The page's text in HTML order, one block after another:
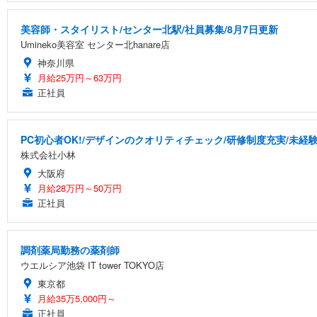
美容師・スタイリスト/センター北駅/社員募集/8月7日更新
Umineko美容室 センター北hanare店
神奈川県
月給25万円～63万円
正社員
PC初心者OK!/デザインのクオリティチェック/研修制度充実/未経
株式会社小林
大阪府
月給28万円～50万円
正社員
調剤薬局勤務の薬剤師
ウエルシア池袋 IT tower TOKYO店
東京都
月給35万5,000円～
正社員